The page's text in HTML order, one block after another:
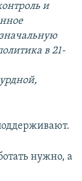
и
в 21-
нужно, а